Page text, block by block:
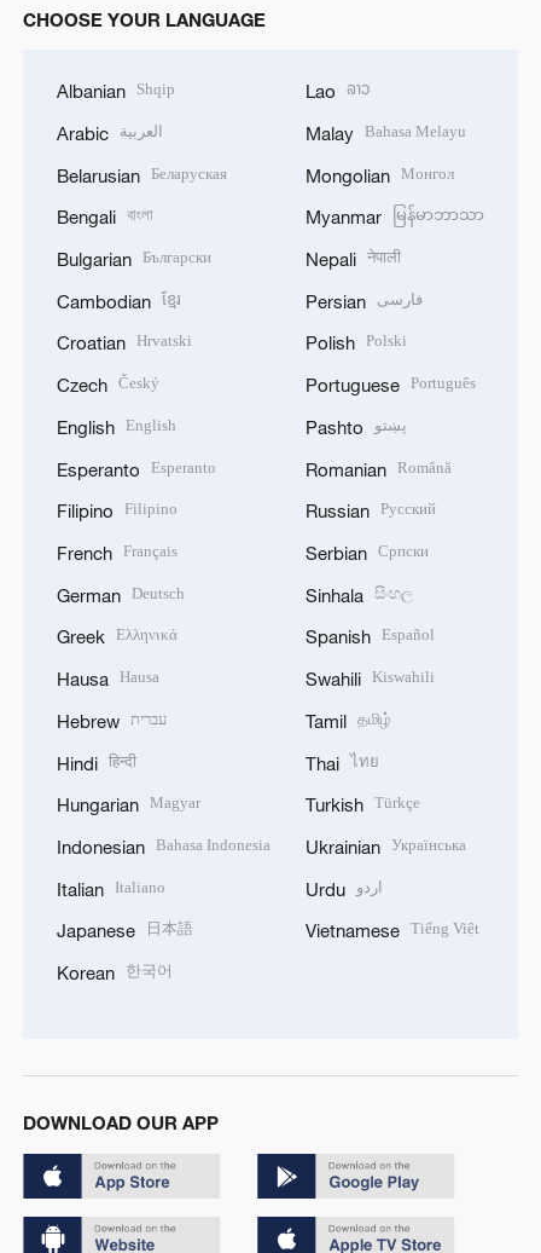
CHOOSE YOUR LANGUAGE
Albanian Shqip
Arabic العربية
Belarusian Беларуская
Bengali বাংলা
Bulgarian Български
Cambodian ខ្មែរ
Croatian Hrvatski
Czech Český
English English
Esperanto Esperanto
Filipino Filipino
French Français
German Deutsch
Greek Ελληνικά
Hausa Hausa
Hebrew עברית
Hindi हिन्दी
Hungarian Magyar
Indonesian Bahasa Indonesia
Italian Italiano
Japanese 日本語
Korean 한국어
Lao ລາວ
Malay Bahasa Melayu
Mongolian Монгол
Myanmar မြန်မာဘာသာ
Nepali नेपाली
Persian فارسی
Polish Polski
Portuguese Português
Pashto پښتو
Romanian Română
Russian Русский
Serbian Српски
Sinhala සිංහල
Spanish Español
Swahili Kiswahili
Tamil தமிழ்
Thai ไทย
Turkish Türkçe
Ukrainian Українська
Urdu اردو
Vietnamese Tiếng Việt
DOWNLOAD OUR APP